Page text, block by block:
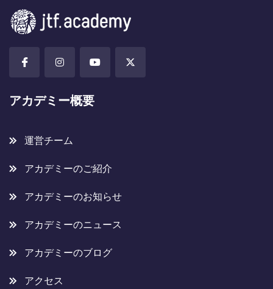
アカデミー概要
運営チーム
アカデミーのご紹介
アカデミーのお知らせ
アカデミーのニュース
アカデミーのブログ
アクセス